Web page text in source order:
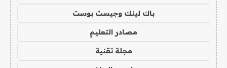
باك لينك وجيست بوست
مصادر التعليم
مجلة تقنية